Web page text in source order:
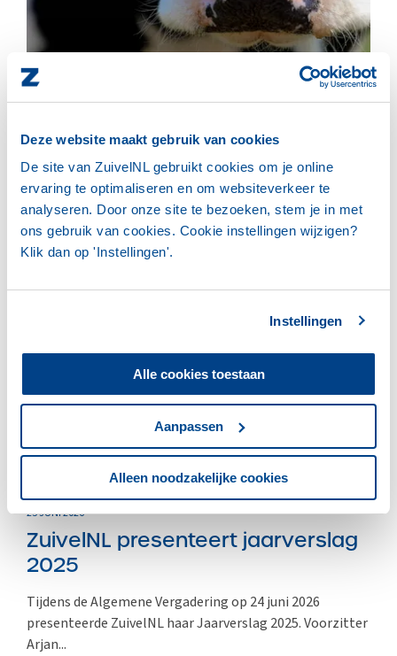
Deze website maakt gebruik van cookies
De site van ZuivelNL gebruikt cookies om je online
ervaring te optimaliseren en om websiteverkeer te
analyseren. Door onze site te bezoeken, stem je in met
ons gebruik van cookies. Cookie instellingen wijzigen?
Klik dan op 'Instellingen'.
Instellingen
Alle cookies toestaan
Aanpassen
Alleen noodzakelijke cookies
02 JULI 2026
Enquête: help ons de website te
verbeteren
Help ons de website te verbeteren - uw antwoorden zijn
anoniem en kosten u maximaal...
LEES HET VOLLEDIGE BERICHT
25 JUNI 2026
ZuivelNL presenteert jaarverslag
2025
Tijdens de Algemene Vergadering op 24 juni 2026
presenteerde ZuivelNL haar Jaarverslag 2025. Voorzitter
Arjan...